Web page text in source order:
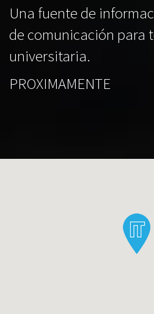
Una fuente de
de comunicación para
universitaria.
PROXIMAMENTE